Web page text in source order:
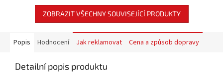
ZOBRAZIT VŠECHNY SOUVISEJÍCÍ PRODUKTY
Popis Hodnocení Jak reklamovat Cena a způsob dopravy
Detailní popis produktu